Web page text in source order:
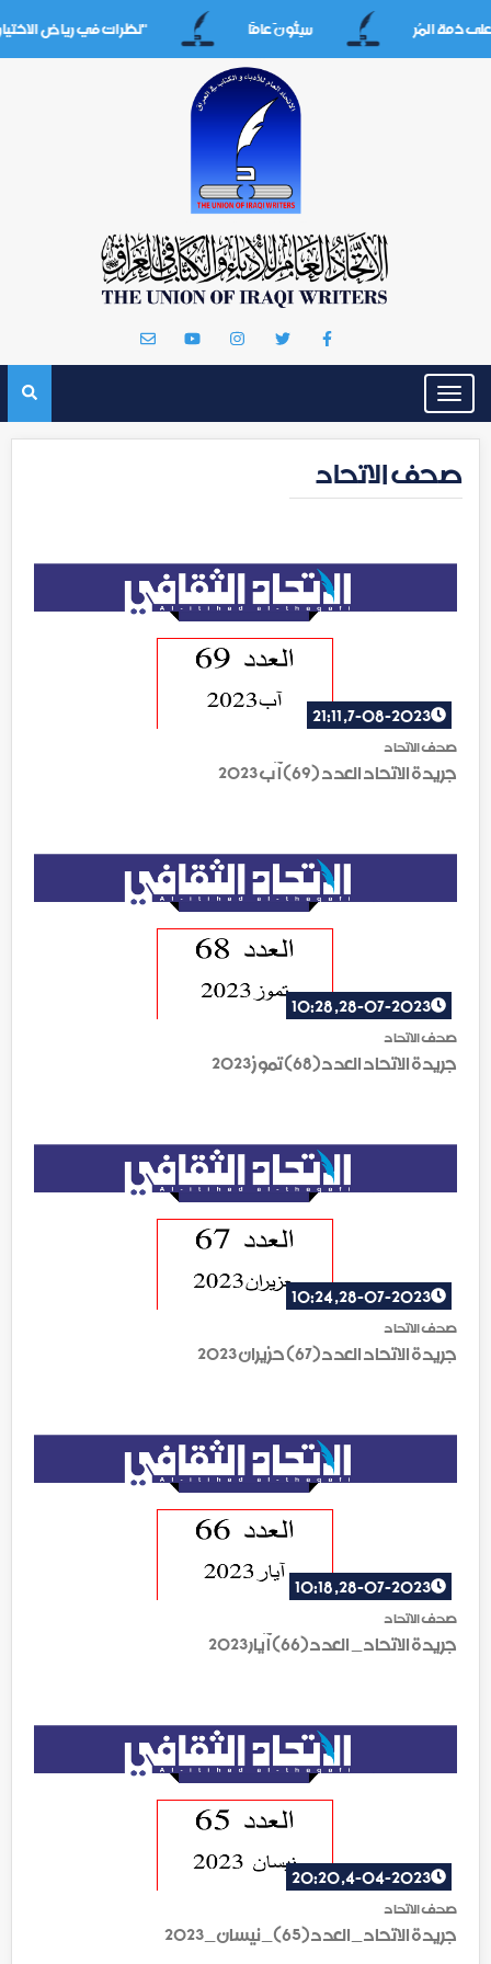
ذمة المُر سِتُّونَ عامََا "نظرات في رياض
Toggle
navigation
صحف الاتحاد
صحف الاتحاد
7-08-2023, 21:11
جريدة الاتحاد العدد (69) آب 2023
صحف الاتحاد
28-07-2023, 10:28
جريدة الاتحاد العدد(68) تموز 2023
صحف الاتحاد
28-07-2023, 10:24
جريدة الاتحاد العدد(67) حزيران 2023
صحف الاتحاد
28-07-2023, 10:18
جريدة الاتحاد_ العدد(66) آيار 2023
صحف الاتحاد
4-04-2023, 20:20
جريدة الاتحاد_العدد(65)_نيسان_2023